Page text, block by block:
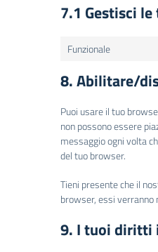
7.1 Gestisci
Funzionale
8. Abilitare/
Puoi usare il tuo
non possono essere
messaggio ogni volta
del tuo browser.
Tieni presente che il
browser, essi
9. I tuoi diritti